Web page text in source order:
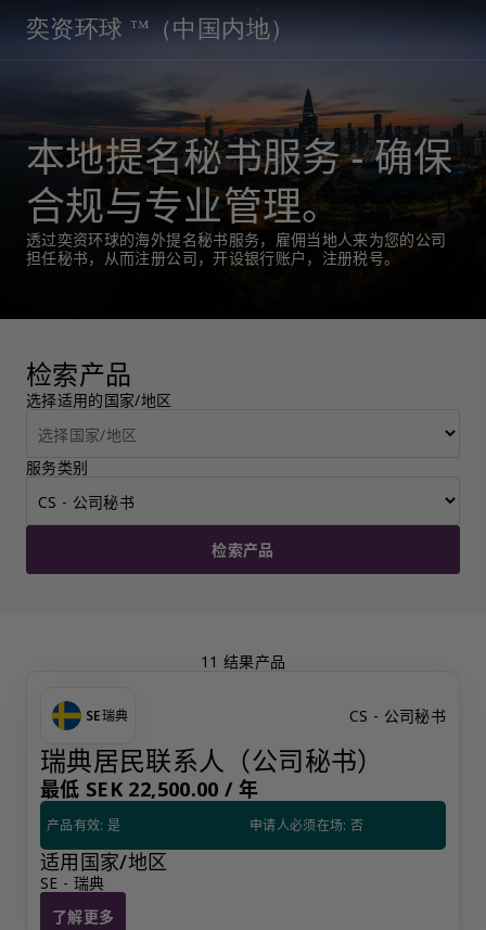
奕资环球 ™（中国内地）
本地提名秘书服务 - 确保
合规与专业管理。
透过奕资环球的海外提名秘书服务，雇佣当地人来为您的公司
担任秘书，从而注册公司，开设银行账户，注册税号。
检索产品
选择适用的国家/地区
服务类别
检索产品
11 结果产品
SE瑞典 CS - 公司秘书
瑞典居民联系人（公司秘书）
最低 SEK 22,500.00 / 年
产品有效: 是 申请人必须在场: 否
适用国家/地区
SE - 瑞典
了解更多
瑞典居民联系人（公司秘书）